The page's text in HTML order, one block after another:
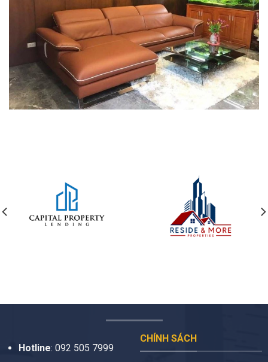
Hotline: 092 505 7999
CHÍNH SÁCH